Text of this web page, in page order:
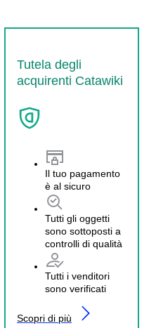
Tutela degli
acquirenti Catawiki
Il tuo pagamento
è al sicuro
Tutti gli oggetti
sono sottoposti a
controlli di qualità
Tutti i venditori
sono verificati
Scopri di più